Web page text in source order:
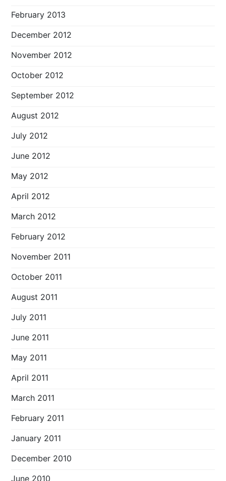
February 2013
December 2012
November 2012
October 2012
September 2012
August 2012
July 2012
June 2012
May 2012
April 2012
March 2012
February 2012
November 2011
October 2011
August 2011
July 2011
June 2011
May 2011
April 2011
March 2011
February 2011
January 2011
December 2010
June 2010